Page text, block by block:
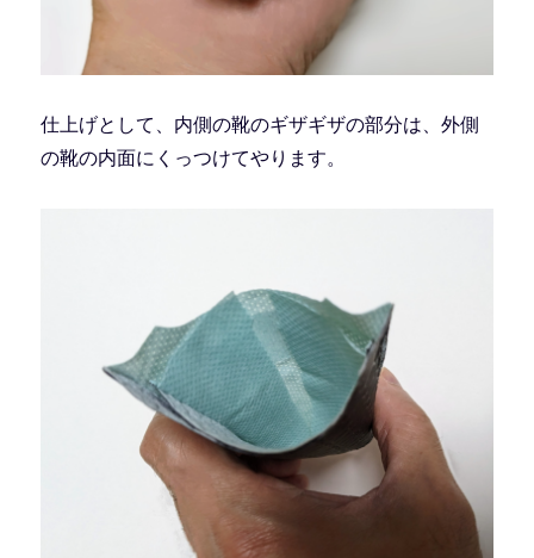
仕上げとして、内側の靴のギザギザの部分は、外側
の靴の内面にくっつけてやります。